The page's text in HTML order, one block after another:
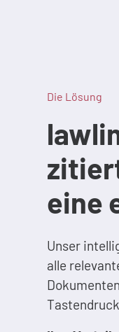
Die Lösung
eine
Unser
alle